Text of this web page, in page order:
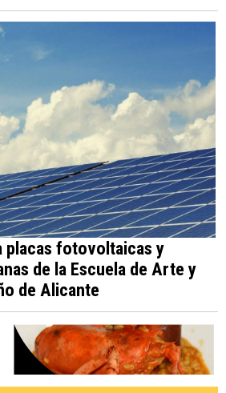
placas fotovoltaicas y
de la Escuela de Arte y
de Alicante